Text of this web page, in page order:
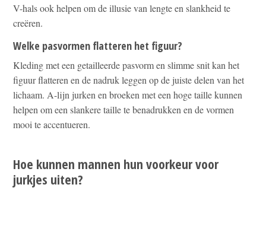
V-hals ook helpen om de illusie van lengte en slankheid te
creëren.
Welke pasvormen flatteren het figuur?
Kleding met een getailleerde pasvorm en slimme snit kan het
figuur flatteren en de nadruk leggen op de juiste delen van het
lichaam. A-lijn jurken en broeken met een hoge taille kunnen
helpen om een slankere taille te benadrukken en de vormen
mooi te accentueren.
Hoe kunnen mannen hun voorkeur voor
jurkjes uiten?